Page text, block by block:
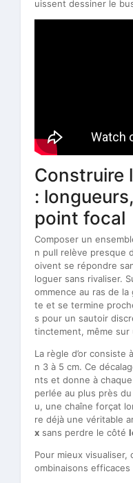
uissent dessiner le
Construire
:
point focal
Composer un
n pull relève presque
oivent se répondre
loguer sans rivaliser.
ommence au ras de
te et se termine
s pour un sautoir
tinctement, même sur
La règle d’or consiste
n 3 à 5 cm. Ce
nts et donne à
perlée au plus près
u, une chaîne forçat
re déjà une véritable
x sans perdre le côté
Pour mieux
ombinaisons